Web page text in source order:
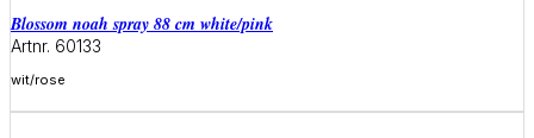
blossom noah spray 88 cm white/pink
Artnr. 60133
wit/rose